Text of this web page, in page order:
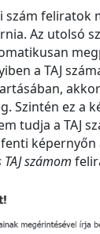
szám feliratok
Az utolsó
a TAJ
Szintén ez a
tudja a TAJ
képernyőn
számom